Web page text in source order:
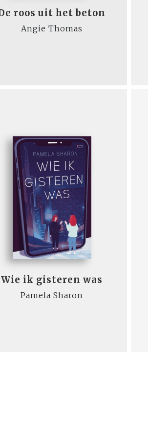
roos uit het beton
Angie Thomas
Wie ik gisteren was
Pamela Sharon